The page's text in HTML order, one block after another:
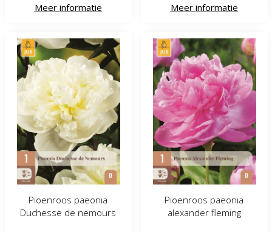
Meer informatie Meer informatie
Pioenroos paeonia
Duchesse de nemours
Pioenroos paeonia
alexander fleming